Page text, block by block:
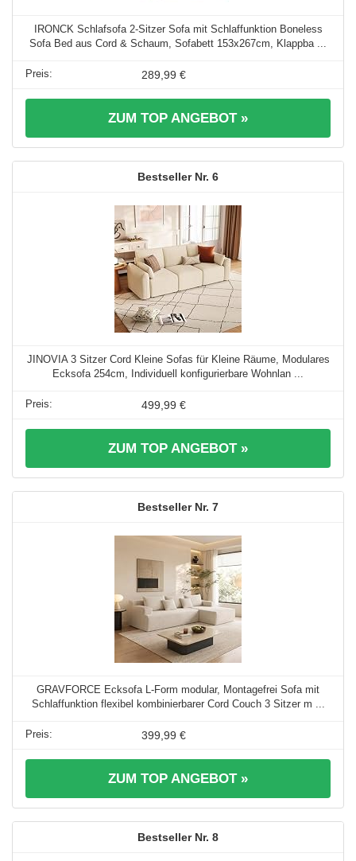
IRONCK Schlafsofa 2-Sitzer Sofa mit Schlaffunktion Boneless
Sofa Bed aus Cord & Schaum, Sofabett 153x267cm, Klappba ...
289,99 €
ZUM TOP ANGEBOT »
6
JINOVIA 3 Sitzer Cord Kleine Sofas für Kleine Räume, Modulares
Ecksofa 254cm, Individuell konfigurierbare Wohnlan ...
499,99 €
ZUM TOP ANGEBOT »
7
GRAVFORCE Ecksofa L-Form modular, Montagefrei Sofa mit
Schlaffunktion flexibel kombinierbarer Cord Couch 3 Sitzer m ...
399,99 €
ZUM TOP ANGEBOT »
8